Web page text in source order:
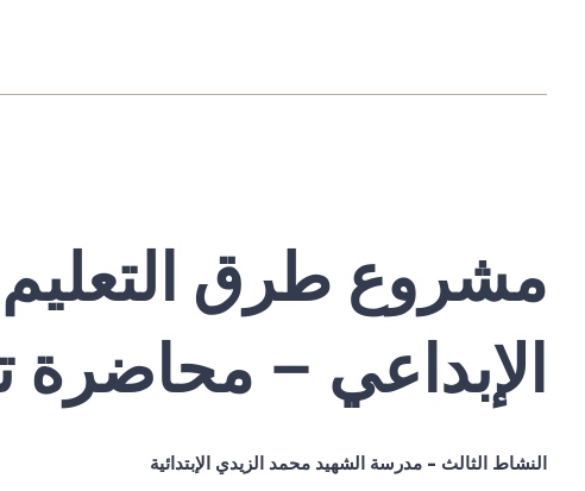
مشروع طرق التعليم
الإبداعي – محاضرة
النشاط الثالث – مدرسة الشهيد محمد الزيدي الإبتدائية